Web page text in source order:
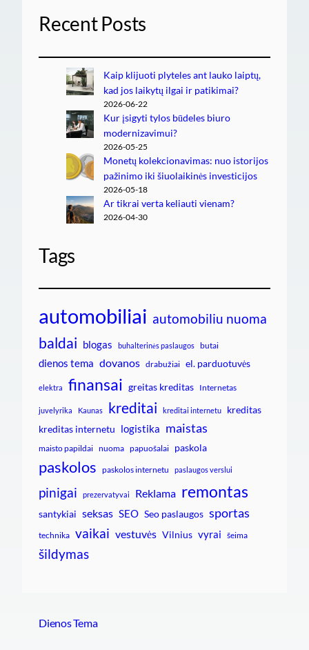
Recent Posts
Kaip klijuoti plyteles ant lauko laiptų,
kad jos laikytų ilgai ir patikimai?
2026-06-22
Kur įsigyti tylos būdeles biuro
modernizavimui?
2026-05-25
Monetų kolekcionavimas: nuo istorijos
pažinimo iki šiuolaikinės investicijos
2026-05-18
Ar tikrai verta keliauti vienam?
2026-04-30
Tags
automobiliai automobiliu nuoma
baldai blogas buhalterinės paslaugos butai
dienos tema dovanos drabužiai el. parduotuvės
elektra finansai greitas kreditas Internetas
juvelyrika Kaunas kreditai kreditai internetu
kreditas
kreditas internetu logistika maistas
maisto papildai nuoma papuošalai paskola
paskolos paskolos internetu paslaugos verslui
pinigai prezervatyvai Reklama remontas
santykiai seksas SEO Seo paslaugos sportas
technika vaikai vestuvės Vilnius vyrai šeima
šildymas
Dienos Tema